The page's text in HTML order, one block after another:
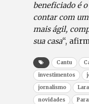
beneficiado é o
contar com
mais ágil,
sua casa“,
Cantu
investimentos
jornalismo
novidades